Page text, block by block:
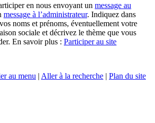
en nous envoyant un message au
message à l’administrateur. Indiquez dans
noms et prénoms, éventuellement votre
sociale et décrivez le thème que vous
En savoir plus : Participer au site
au menu | Aller à la recherche | Plan du site